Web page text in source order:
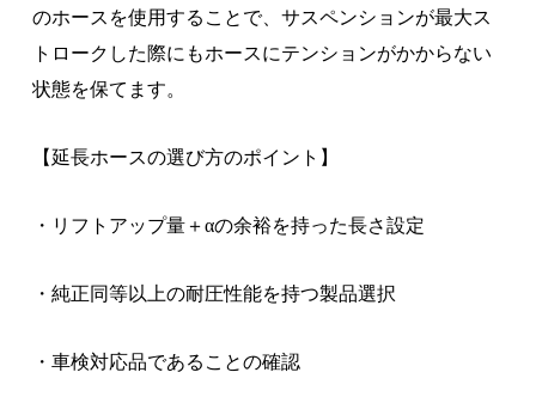
のホースを使用することで、サスペンションが最大ス
トロークした際にもホースにテンションがかからない
状態を保てます。
【延長ホースの選び方のポイント】
・リフトアップ量＋αの余裕を持った長さ設定
・純正同等以上の耐圧性能を持つ製品選択
・車検対応品であることの確認